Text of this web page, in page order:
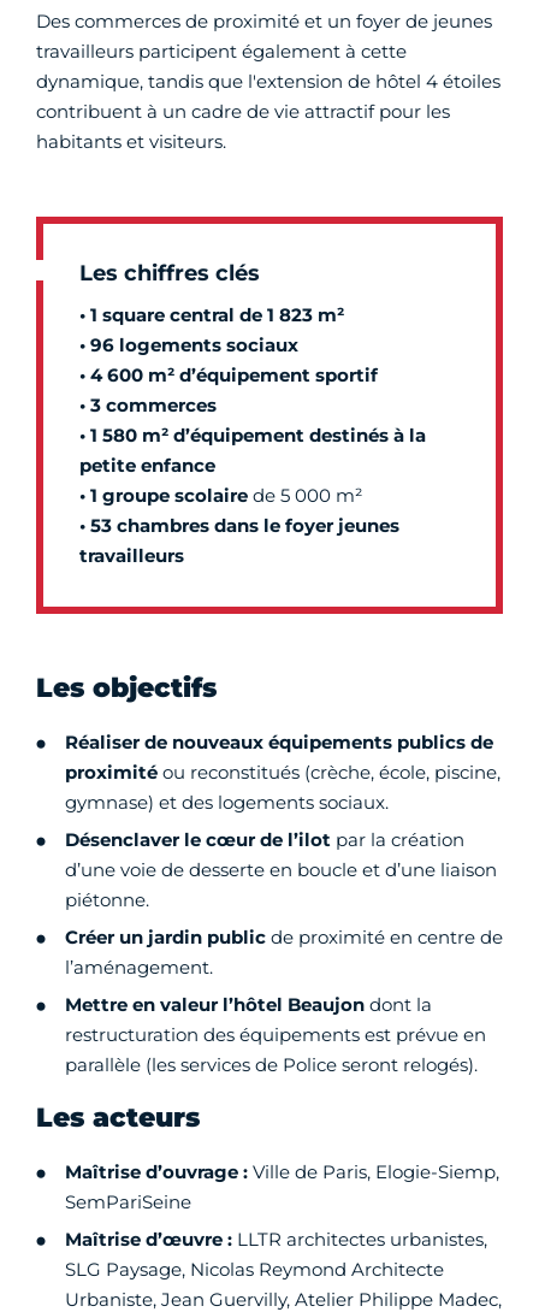
Des commerces de proximité et un foyer de jeunes
travailleurs participent également à cette
dynamique, tandis que l'extension de hôtel 4 étoiles
contribuent à un cadre de vie attractif pour les
habitants et visiteurs.
Les chiffres clés
• 1 square central de 1 823 m²
• 96 logements sociaux
• 4 600 m² d’équipement sportif
• 3 commerces
• 1 580 m² d’équipement destinés à la
petite enfance
• 1 groupe scolaire de 5 000 m²
• 53 chambres dans le foyer jeunes
travailleurs
Les objectifs
Réaliser de nouveaux équipements publics de
proximité ou reconstitués (crèche, école, piscine,
gymnase) et des logements sociaux.
Désenclaver le cœur de l’ilot par la création
d’une voie de desserte en boucle et d’une liaison
piétonne.
Créer un jardin public de proximité en centre de
l’aménagement.
Mettre en valeur l’hôtel Beaujon dont la
restructuration des équipements est prévue en
parallèle (les services de Police seront relogés).
Les acteurs
Maîtrise d’ouvrage : Ville de Paris, Elogie-Siemp,
SemPariSeine
Maîtrise d’œuvre : LLTR architectes urbanistes,
SLG Paysage, Nicolas Reymond Architecte
Urbaniste, Jean Guervilly, Atelier Philippe Madec,